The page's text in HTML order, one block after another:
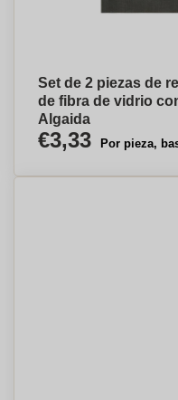
Set de 2 piezas de
de fibra de vidrio
Algaida
€3,33 Por pieza,